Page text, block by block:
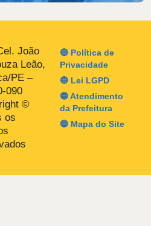
João
Leão,
PE –
090
©
os
🔵 Política de
Privacidade
🔵 Lei LGPD
🔵 Atendimento
da Prefeitura
🔵 Mapa do Site